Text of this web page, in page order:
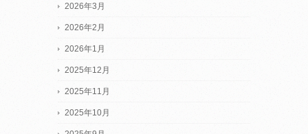
2026年3月
2026年2月
2026年1月
2025年12月
2025年11月
2025年10月